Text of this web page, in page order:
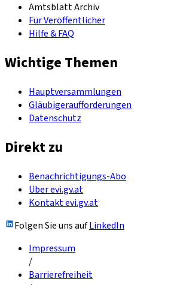
Amtsblatt Archiv
Für Veröffentlicher
Hilfe & FAQ
Wichtige Themen
Hauptversammlungen
Gläubigeraufforderungen
Datenschutz
Direkt zu
Benachrichtigungs-Abo
Über evi.gv.at
Kontakt evi.gv.at
Folgen Sie uns aufLinkedIn
Impressum
/
Barrierefreiheit